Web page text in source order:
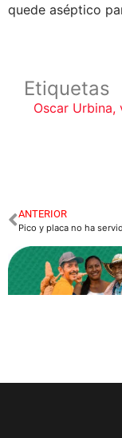
quede aséptico
Etiquetas
Oscar Urbina,
ANTERIOR